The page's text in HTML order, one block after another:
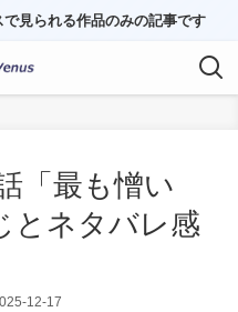
見られる作品のみの記事です
「最も憎い
とネタバレ感
12-17